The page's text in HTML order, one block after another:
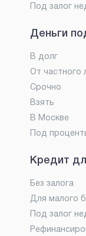
Под залог
Деньги
В долг
От частного
Срочно
Взять
В Москве
Под
Кредит
Без залога
Для малого
Под залог